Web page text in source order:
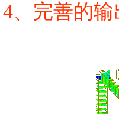
4、完善的